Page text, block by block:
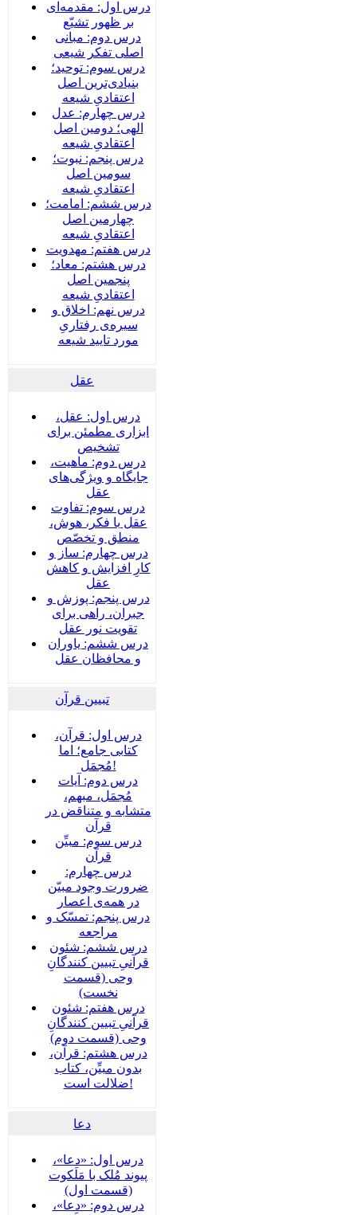
درس اول: مقدمه‌ای
بر ظهور تشیّع
درس دوم: مبانی
اصلی تفکر شیعی
درس سوم: توحید؛
بنیادی‌‌ترین اصل
اعتقادیِ شیعه
درس چهارم: عدل
الهی؛ دومین اصل
اعتقادیِ شیعه
درس پنجم: نبوت؛
سومین اصل
اعتقادیِ شیعه
درس ششم: امامت؛
چهارمین اصل
اعتقادیِ شیعه
درس هفتم: مهدویت
درس هشتم: معاد؛
پنجمین اصل
اعتقادیِ شیعه
درس نهم: اخلاق و
سیره‌ی رفتاریِ
مورد تایید شیعه
عقل
درس اول: عقل،
ابزاری مطمئن برای
تشخیص
درس دوم: ماهیت،
جایگاه و ویژگی‌های
عقل
درس سوم: تفاوت
عقل با فکر، هوش،
منطق و تخصّص
درس چهارم: ساز و
کارِ افزایش و کاهش
عقل
درس پنجم: پوزش و
جبران، راهی برای
تقویت نور عقل
درس ششم: یاوران
و محافظان عقل
تبیین قرآن
درس اول: قرآن،
کتابی جامع؛ اما
مُجمَل!
درس دوم: آیات
مُجمَل، مبهم،
متشابه و متناقض در
قرآن
درس سوم: مبیِّن
قرآن
درس چهارم:
ضرورت وجود مبیّن
در همه‌ی اعصار
درس پنجم: تمسّک و
مراجعه
درس ششم: شئون
قرآنیِ تبیین کنندگانِ
وحی (قسمت
نخست)
درس هفتم: شئون
قرآنیِ تبیین کنندگانِ
وحی (قسمت دوم)
درس هشتم: قرآن،
بدون مبیِّن، کتاب
ضلالت است!
دعا
درس اول: «دعا»،
پیوند مُلک با مَلَکوت
(قسمت اول)
درس دوم: «دعا»،